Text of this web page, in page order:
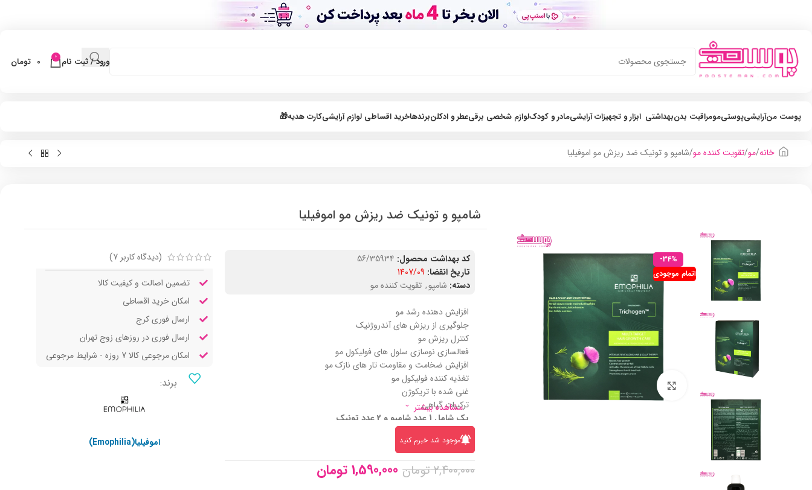
ورود / ثبت نام 0
0 تومان
پوست منآرایشیپوستیمومراقبت بدنبهداشتی ابزار و تجهیزات آرایشیمادر و کودکلوازم شخصی برقیعطر و ادکلنبرندهاخرید اقساطی لوازم آرایشیکارت هدیه🎁
خانه مو تقویت کننده مو شامپو و تونیک ضد ریزش مو اموفیلیا
-34%
اتمام موجودی
شامپو و تونیک ضد ریزش مو اموفیلیا
کد بهداشت محصول: 56/35934
تاریخ انقضا: 1407/09
دسته: شامپو, تقویت کننده مو
افزایش دهنده رشد مو
جلوگیری از ریزش های آندروژنیک
کنترل ریزش مو
فعالسازی نوسازی سلول های فولیکول مو
افزایش ضخامت و مقاومت تار های نازک مو
تغذیه کننده فولیکول مو
غنی شده با تریکوژن
ترکیبات گیاهی
پک شامل 1 عدد شامپو و 2 عدد تونیک
مشاهده بیشتر
موجود شد خبرم کنید
2,400,000 تومان 1,590,000 تومان
(دیدگاه کاربر7
)
تضمین اصالت و کیفیت کالا
امکان خرید اقساطی
ارسال فوری کرج
ارسال فوری در روزهای زوج تهران
امکان مرجوعی کالا 7 روزه - شرایط مرجوعی
برند:
اموفیلیا(Emophilia)